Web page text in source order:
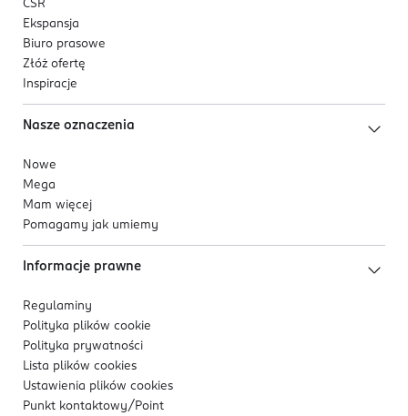
CSR
Ekspansja
Biuro prasowe
Złóż ofertę
Inspiracje
Nasze oznaczenia
Nowe
Mega
Mam więcej
Pomagamy jak umiemy
Informacje prawne
Regulaminy
Polityka plików cookie
Polityka prywatności
Lista plików cookies
Ustawienia plików cookies
Punkt kontaktowy/ Point